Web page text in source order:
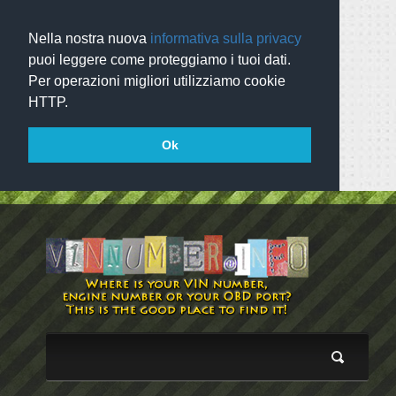
Nella nostra nuova informativa sulla privacy
puoi leggere come proteggiamo i tuoi dati.
Per operazioni migliori utilizziamo cookie
HTTP.
Ok